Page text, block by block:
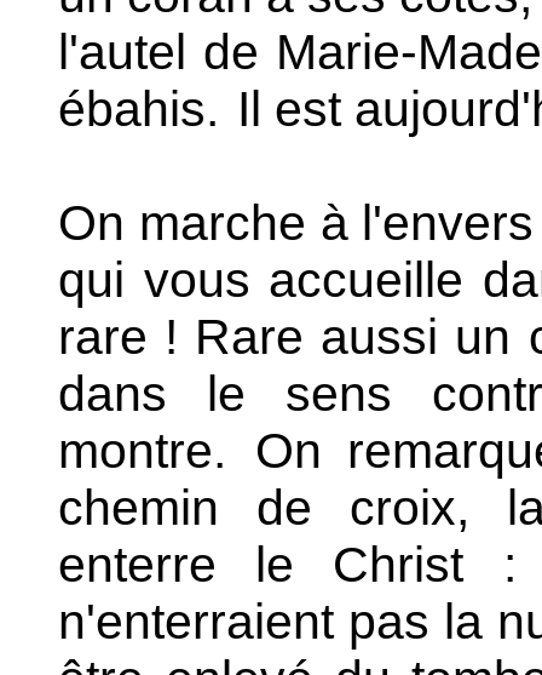
l'autel de Marie-
ébahis. Il est
On marche à
qui vous accueille
rare ! Rare aussi un
dans le sens
montre.
On
chemin de croix,
enterre le Christ
n'enterraient pas la